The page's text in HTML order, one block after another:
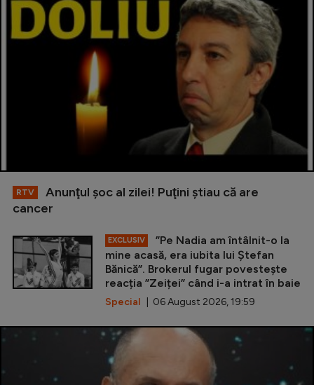
RTV
Anunţul şoc al zilei! Puţini ştiau că are
cancer
EXCLUSIV
”Pe Nadia am întâlnit-o la
mine acasă, era iubita lui Ștefan
Bănică”. Brokerul fugar povestește
reacția ”Zeiței” când i-a intrat în baie
Special | 06 August 2026, 19:59